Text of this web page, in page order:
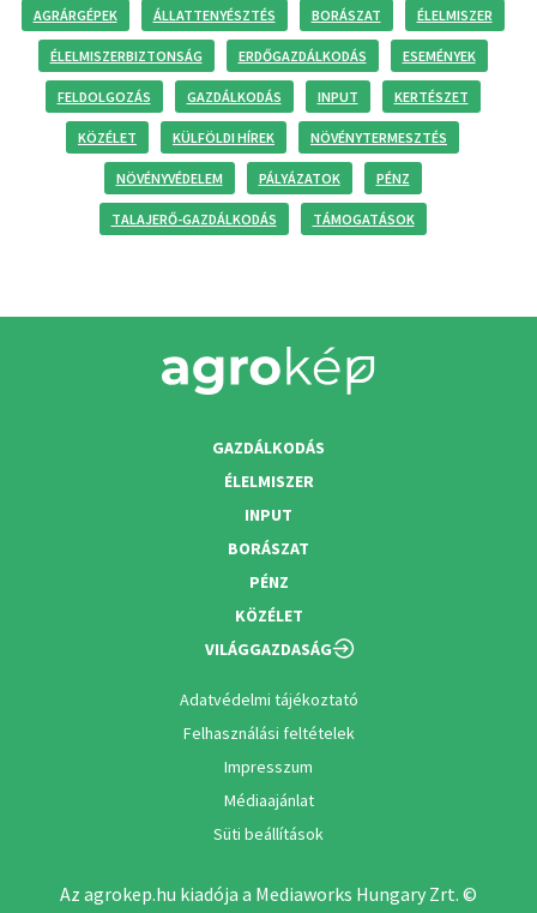
AGRÁRGÉPEK ÁLLATTENYÉSZTÉS BORÁSZAT ÉLELMISZER
ÉLELMISZERBIZTONSÁG ERDŐGAZDÁLKODÁS ESEMÉNYEK
FELDOLGOZÁS GAZDÁLKODÁS INPUT KERTÉSZET
KÖZÉLET KÜLFÖLDI HÍREK NÖVÉNYTERMESZTÉS
NÖVÉNYVÉDELEM PÁLYÁZATOK PÉNZ
TALAJERŐ-GAZDÁLKODÁS TÁMOGATÁSOK
GAZDÁLKODÁS
ÉLELMISZER
INPUT
BORÁSZAT
PÉNZ
KÖZÉLET
VILÁGGAZDASÁG
Adatvédelmi tájékoztató
Felhasználási feltételek
Impresszum
Médiaajánlat
Süti beállítások
Az agrokep.hu kiadója a Mediaworks Hungary Zrt. ©